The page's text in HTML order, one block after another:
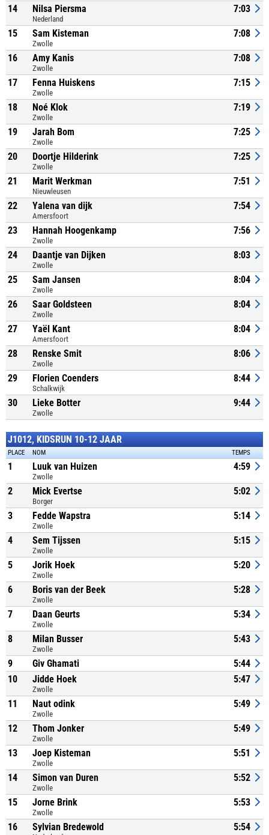
14 Nilsa Piersma
Nederland
7:03
15 Sam Kisteman
Zwolle
7:08
16 Amy Kanis
Zwolle
7:08
17 Fenna Huiskens
Zwolle
7:15
18 Noé Klok
Zwolle
7:19
19 Jarah Bom
Zwolle
7:25
20 Doortje Hilderink
Zwolle
7:25
21 Marit Werkman
Nieuwleusen
7:51
22 Yalena van dijk
Amersfoort
7:54
23 Hannah Hoogenkamp
Zwolle
7:56
24 Daantje van Dijken
Zwolle
8:03
25 Sam Jansen
Zwolle
8:04
26 Saar Goldsteen
Zwolle
8:04
27 Yaël Kant
Amersfoort
8:04
28 Renske Smit
Zwolle
8:06
29 Florien Coenders
Schalkwijk
8:44
30 Lieke Botter
Zwolle
9:44
J1012, KIDSRUN 10-12 JAAR
PLACE NOM TEMPS
1 Luuk van Huizen
Zwolle
4:59
2 Mick Evertse
Borger
5:02
3 Fedde Wapstra
Zwolle
5:14
4 Sem Tijssen
Zwolle
5:15
5 Jorik Hoek
Zwolle
5:20
6 Boris van der Beek
Zwolle
5:28
7 Daan Geurts
Zwolle
5:34
8 Milan Busser
Zwolle
5:43
9 Giv Ghamati
5:44
10
Jidde Hoek
Zwolle
5:47
11 Naut odink
Zwolle
5:49
12 Thom Jonker
Zwolle
5:49
13 Joep Kisteman
Zwolle
5:51
14 Simon van Duren
Zwolle
5:52
15 Jorne Brink
Zwolle
5:53
16 Sylvian Bredewold 5:54